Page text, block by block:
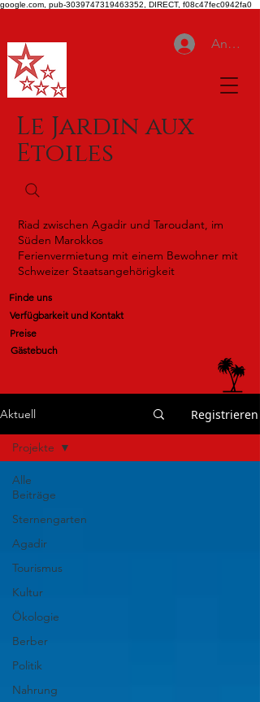
google.com, pub-3039747319463352, DIRECT, f08c47fec0942fa0
Le Jardin aux
Etoiles
Riad zwischen Agadir und Taroudant, im
Süden Marokkos
Ferienvermietung mit einem Bewohner mit
Schweizer Staatsangehörigkeit
Finde uns
Verfügbarkeit und Kontakt
Preise
Gästebuch
Aktuell Registrieren
Alle
Beiträge
Sternengarten
Agadir
Tourismus
Kultur
Ökologie
Berber
Politik
Nahrung
Projekte